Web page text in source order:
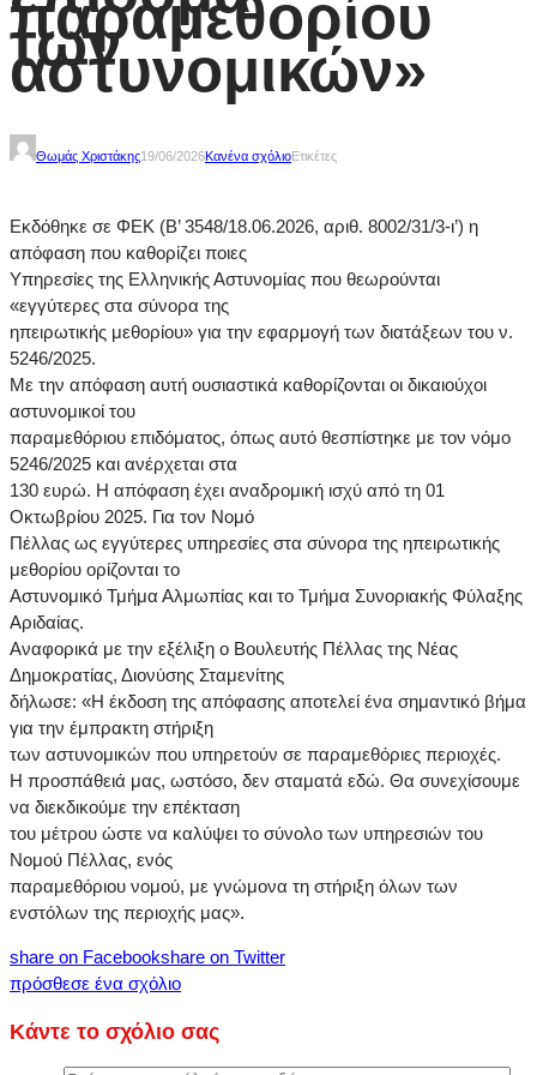
παραμεθορίου
των
αστυνομικών»
Θωμάς Χριστάκης19/06/2026Κανένα σχόλιοΕτικέτες
Εκδόθηκε σε ΦΕΚ (Β’ 3548/18.06.2026, αριθ. 8002/31/3-ι’) η
απόφαση που καθορίζει ποιες
Υπηρεσίες της Ελληνικής Αστυνομίας που θεωρούνται
«εγγύτερες στα σύνορα της
ηπειρωτικής μεθορίου» για την εφαρμογή των διατάξεων του ν.
5246/2025.
Με την απόφαση αυτή ουσιαστικά καθορίζονται οι δικαιούχοι
αστυνομικοί του
παραμεθόριου επιδόματος, όπως αυτό θεσπίστηκε με τον νόμο
5246/2025 και ανέρχεται στα
130 ευρώ. Η απόφαση έχει αναδρομική ισχύ από τη 01
Οκτωβρίου 2025. Για τον Νομό
Πέλλας ως εγγύτερες υπηρεσίες στα σύνορα της ηπειρωτικής
μεθορίου ορίζονται το
Αστυνομικό Τμήμα Αλμωπίας και το Τμήμα Συνοριακής Φύλαξης
Αριδαίας.
Αναφορικά με την εξέλιξη ο Βουλευτής Πέλλας της Νέας
Δημοκρατίας, Διονύσης Σταμενίτης
δήλωσε: «Η έκδοση της απόφασης αποτελεί ένα σημαντικό βήμα
για την έμπρακτη στήριξη
των αστυνομικών που υπηρετούν σε παραμεθόριες περιοχές.
Η προσπάθειά μας, ωστόσο, δεν σταματά εδώ. Θα συνεχίσουμε
να διεκδικούμε την επέκταση
του μέτρου ώστε να καλύψει το σύνολο των υπηρεσιών του
Νομού Πέλλας, ενός
παραμεθόριου νομού, με γνώμονα τη στήριξη όλων των
ενστόλων της περιοχής μας».
share on Facebookshare on Twitter
πρόσθεσε ένα σχόλιο
Κάντε το σχόλιο σας